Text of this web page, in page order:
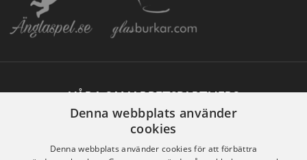
VÅRA SAMARBETSPARTNERS
Denna webbplats använder
cookies
Denna webbplats använder cookies för att förbättra